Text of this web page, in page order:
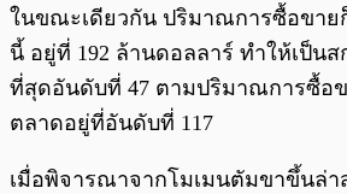
ในขณะเดียวกัน ปริมาณการซื้อขาย
นี้ อยู่ที่ 192 ล้านดอลลาร์ ทำให้เป็น
ที่สุดอันดับที่ 47 ตามปริมาณการซื้อ
ตลาดอยู่ที่อันดับที่ 117
เมื่อพิจารณาจากโมเมนตัมขาขึ้นล่า